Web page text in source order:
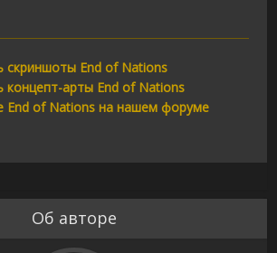
скриншоты End of Nations
концепт-арты End of Nations
End of Nations на нашем форуме
Об авторе